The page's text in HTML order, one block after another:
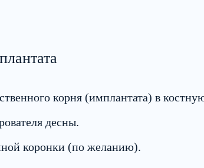
корня (имплантата) в
десны.
коронки (по желанию).